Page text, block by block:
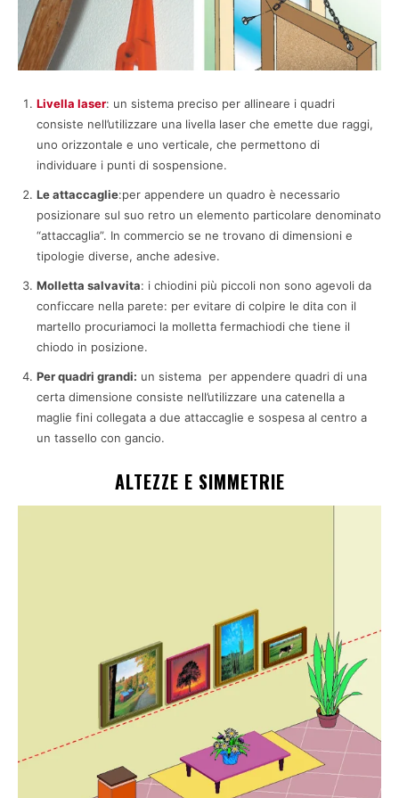
Livella laser: un sistema preciso per allineare i quadri
consiste nell’utilizzare una livella laser che emette due raggi,
uno orizzontale e uno verticale, che permettono di
individuare i punti di sospensione.
Le attaccaglie:per appendere un quadro è necessario
posizionare sul suo retro un elemento particolare denominato
“attaccaglia”. In commercio se ne trovano di dimensioni e
tipologie diverse, anche adesive.
Molletta salvavita: i chiodini più piccoli non sono agevoli da
conficcare nella parete: per evitare di colpire le dita con il
martello procuriamoci la molletta fermachiodi che tiene il
chiodo in posizione.
Per quadri grandi: un sistema per appendere quadri di una
certa dimensione consiste nell’utilizzare una catenella a
maglie fini collegata a due attaccaglie e sospesa al centro a
un tassello con gancio.
ALTEZZE E SIMMETRIE